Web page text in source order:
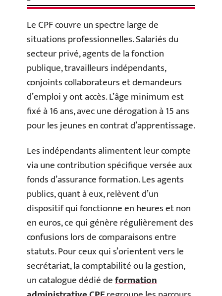
Le CPF couvre un spectre large de
situations professionnelles. Salariés du
secteur privé, agents de la fonction
publique, travailleurs indépendants,
conjoints collaborateurs et demandeurs
d’emploi y ont accès. L’âge minimum est
fixé à 16 ans, avec une dérogation à 15 ans
pour les jeunes en contrat d’apprentissage.
Les indépendants alimentent leur compte
via une contribution spécifique versée aux
fonds d’assurance formation. Les agents
publics, quant à eux, relèvent d’un
dispositif qui fonctionne en heures et non
en euros, ce qui génère régulièrement des
confusions lors de comparaisons entre
statuts. Pour ceux qui s’orientent vers le
secrétariat, la comptabilité ou la gestion,
un catalogue dédié deformation